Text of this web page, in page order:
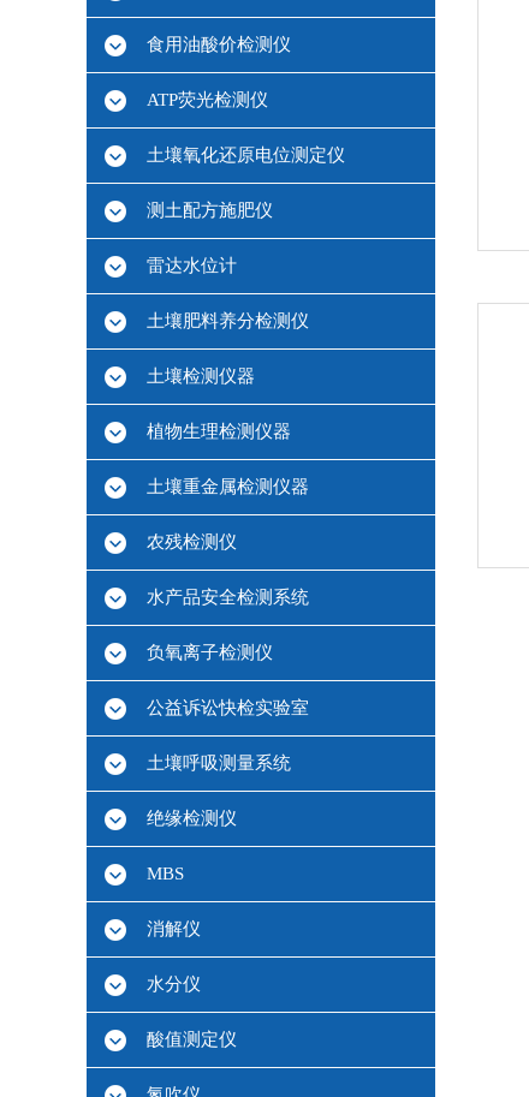
食用油酸价检测仪
ATP荧光检测仪
土壤氧化还原电位测定仪
测土配方施肥仪
雷达水位计
土壤肥料养分检测仪
土壤检测仪器
植物生理检测仪器
土壤重金属检测仪器
农残检测仪
水产品安全检测系统
负氧离子检测仪
公益诉讼快检实验室
土壤呼吸测量系统
绝缘检测仪
MBS
消解仪
水分仪
酸值测定仪